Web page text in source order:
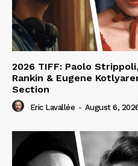
2026 TIFF: Paolo
Rankin & Eugene
Section
Eric Lavallée - August 6,